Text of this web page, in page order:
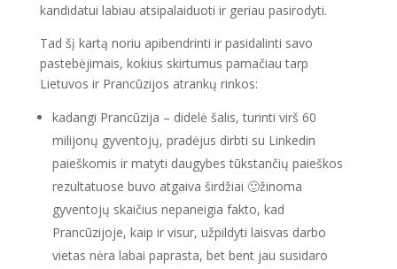
kandidatui labiau atsipalaiduoti ir geriau pasirodyti.
Tad šį kartą noriu apibendrinti ir pasidalinti savo
pastebėjimais, kokius skirtumus pamačiau tarp
Lietuvos ir Prancūzijos atrankų rinkos:
kadangi Prancūzija – didelė šalis, turinti virš 60
milijonų gyventojų, pradėjus dirbti su Linkedin
paieškomis ir matyti daugybes tūkstančių paieškos
rezultatuose buvo atgaiva širdžiai 🙂žinoma
gyventojų skaičius nepaneigia fakto, kad
Prancūzijoje, kaip ir visur, užpildyti laisvas darbo
vietas nėra labai paprasta, bet bent jau susidaro